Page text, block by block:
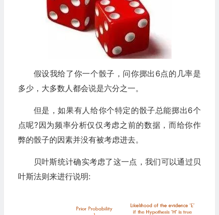
假设我给了你一个骰子，问你掷出6点的几率是
多少，大多数人都会说是六分之一。
但是，如果有人给你个特定的骰子总能掷出6个
点呢?因为频率分析仅仅考虑之前的数据，而给你作
弊的骰子的因素并没有被考虑进去。
贝叶斯统计确实考虑了这一点，我们可以通过贝
叶斯法则来进行说明: